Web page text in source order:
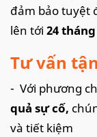
đảm bảo tuyệt
lên tới 24 tháng
Tư vấn
- Với phương
quả sự cố,
và tiết kiệm